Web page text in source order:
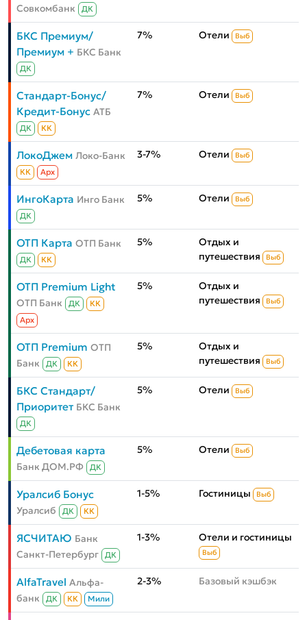
Совкомбанк ДК
БКС Премиум/
Премиум + БКС Банк
ДК
7% Отели Выб
Стандарт-Бонус/
Кредит-Бонус АТБ
ДК КК
7% Отели Выб
ЛокоДжем Локо-Банк
КК Aрх
3-7% Отели Выб
ИнгоКарта Инго Банк
ДК
5% Отели Выб
ОТП Карта ОТП Банк
ДК КК
5%
Отдых и
путешествия
Выб
ОТП Premium Light
ОТП Банк ДК
КК
Aрх
5%
Отдых и
путешествия
Выб
ОТП Premium ОТП
Банк
ДК КК
5%
Отдых и
путешествия
Выб
БКС Стандарт/
Приоритет БКС Банк
ДК
5% Отели Выб
Дебетовая карта
Банк ДОМ.РФ ДК
5% Отели Выб
Уралсиб Бонус
Уралсиб ДК КК
1-5% Гостиницы Выб
ЯСЧИТАЮ Банк
Санкт-Петербург
ДК
1-3% Отели и гостиницы
Выб
AlfaTravel Альфа-
банк
ДК КК Мили
2-3% Базовый кэшбэк